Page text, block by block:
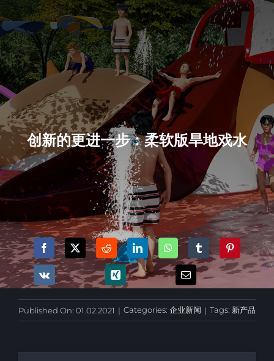
创新的更进一步：柔软版旱地戏水
Published On: 01.02.2021 | Categories: 企业新闻 | Tags: 新产品